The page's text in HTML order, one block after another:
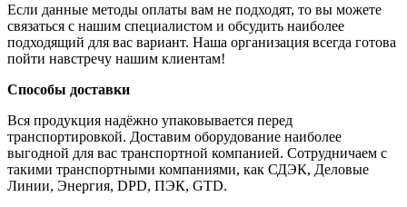
Если данные методы оплаты вам не подходят, то вы можете
связаться с нашим специалистом и обсудить наиболее
подходящий для вас вариант. Наша организация всегда готова
пойти навстречу нашим клиентам!
Способы доставки
Вся продукция надёжно упаковывается перед
транспортировкой. Доставим оборудование наиболее
выгодной для вас транспортной компанией. Сотрудничаем с
такими транспортными компаниями, как СДЭК, Деловые
Линии, Энергия, DPD, ПЭК, GTD.